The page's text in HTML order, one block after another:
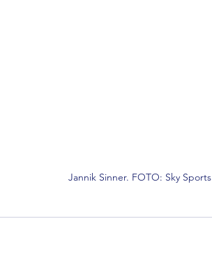
Jannik Sinner. FOTO: Sky Sports